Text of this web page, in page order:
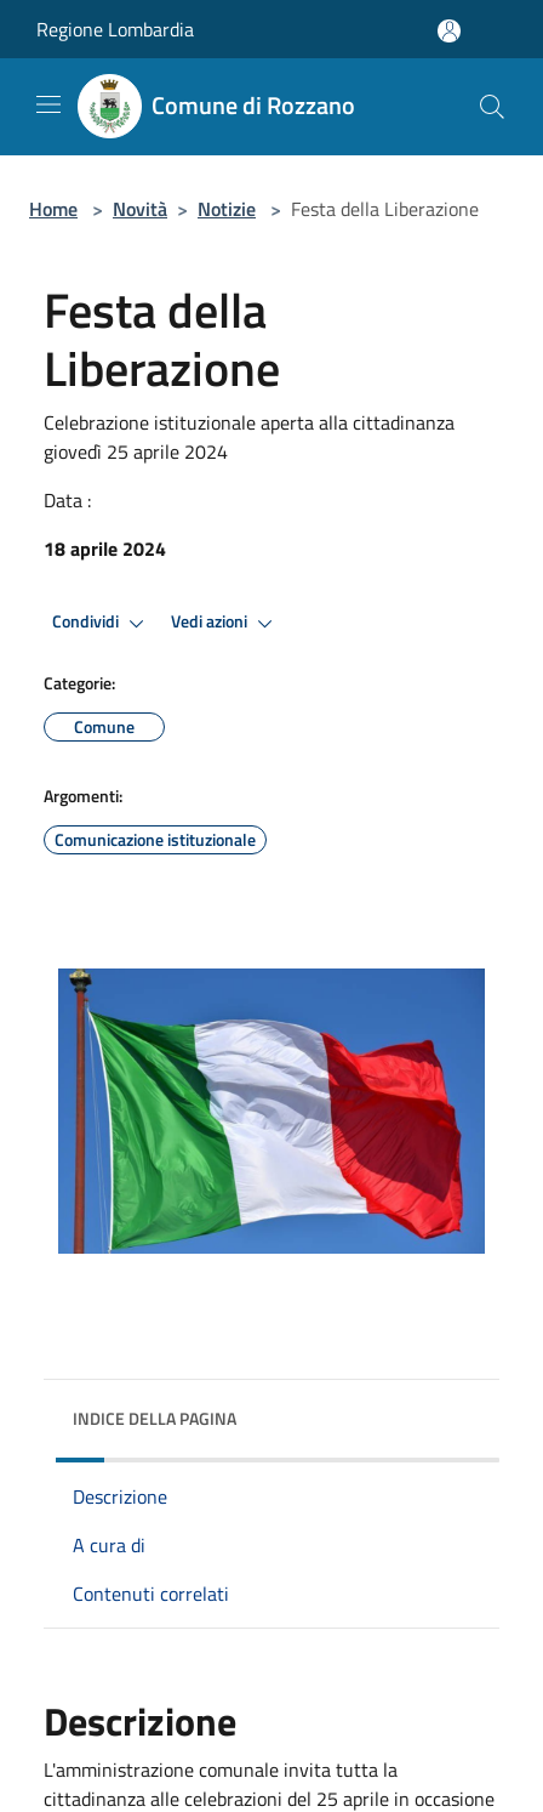
Regione Lombardia
Comune di Rozzano
Home > Novità > Notizie > Festa della Liberazione
Festa della
Liberazione
Celebrazione istituzionale aperta alla cittadinanza
giovedì 25 aprile 2024
Data :
18 aprile 2024
Condividi Vedi azioni
Categorie:
Comune
Argomenti:
Comunicazione istituzionale
INDICE DELLA PAGINA
Descrizione
A cura di
Contenuti correlati
Descrizione
L'amministrazione comunale invita tutta la
cittadinanza alle celebrazioni del 25 aprile in occasione